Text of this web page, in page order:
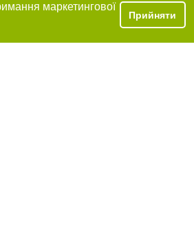
маркетингової
Прийняти